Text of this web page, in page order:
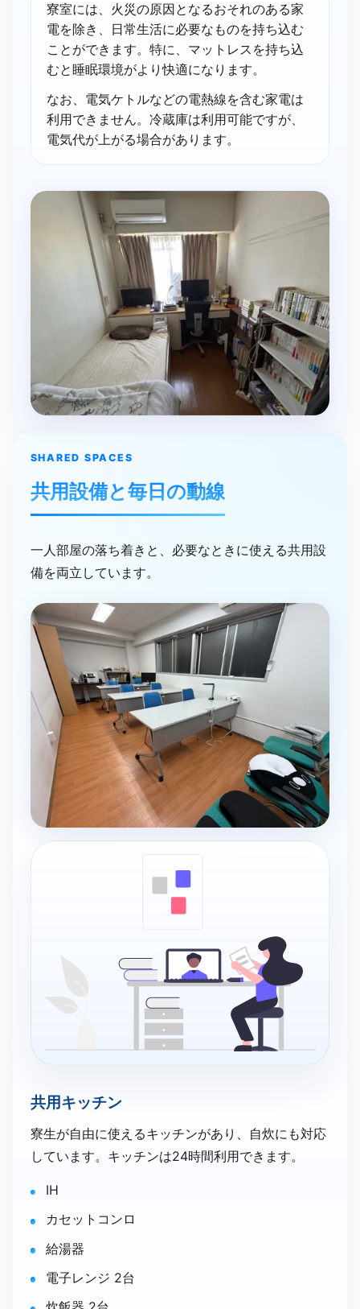
寮室には、火災の原因となるおそれのある家
電を除き、日常生活に必要なものを持ち込む
ことができます。特に、マットレスを持ち込
むと睡眠環境がより快適になります。
なお、電気ケトルなどの電熱線を含む家電は
利用できません。冷蔵庫は利用可能ですが、
電気代が上がる場合があります。
SHARED SPACES
共用設備と​毎日の​動線
一人部屋の落ち着きと、必要なときに使える共用設
備を両立しています。
共用キッチン
寮生が自由に使えるキッチンがあり、自炊にも対応
しています。キッチンは24時間利用できます。
IH
カセットコンロ
給湯器
電子レンジ 2台